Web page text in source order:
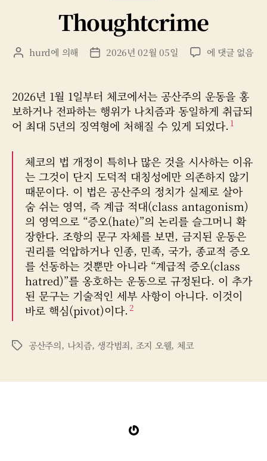
고
리
Thoughtcrime
게
작
성
자
hurd에 의해
게
날
짜
2026년 02월 05일 에 댓글 없음
2026년 1월 1일부터 체코에서는 공산주의 운동을 홍
보하거나 전파하는 행위가 나치즘과 동일하게 취급되
어 최대 5년의 징역형에 처해질 수 있게 되었다. 1
체코의 법 개정이 특히나 많은 것을 시사하는 이유
는 그것이 단지 도덕적 대칭성에만 의존하지 않기
때문이다. 이 법은 공산주의 정치가 실제로 살아
숨 쉬는 영역, 즉 계급 적대(class antagonism)
의 영역으로 “증오(hate)”의 논리를 슬그머니 확
장한다. 조항의 문구 자체를 보면, 금지된 운동은
권리를 억압하거나 인종, 민족, 국가, 종교적 증오
를 선동하는 것뿐만 아니라 “계급적 증오(class
hatred)”를 옹호하는 운동으로 규정된다. 이 추가
된 문구는 기술적인 세부 사항이 아니다. 이것이
바로 핵심(pivot)이다. 2
태
공산주의, 나치즘, 생각범죄, 조지 오웰, 체코
Gravatar